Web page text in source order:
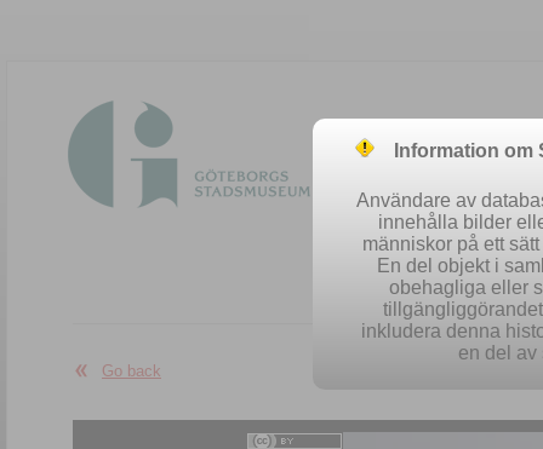
Easy
Go back
Information
Användare av
innehålla bilder
människor på ett
En del objekt i
obehagliga eller
inkludera denna
en del av